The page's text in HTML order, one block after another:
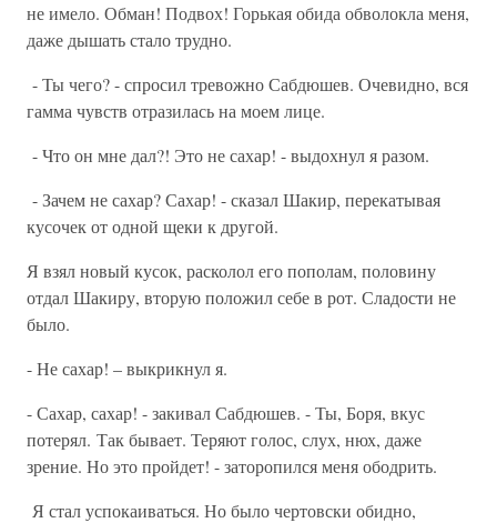
не имело. Обман! Подвох! Горькая обида обволокла меня,
даже дышать стало трудно.
- Ты чего? - спросил тревожно Сабдюшев. Очевидно, вся
гамма чувств отразилась на моем лице.
- Что он мне дал?! Это не сахар! - выдохнул я разом.
- Зачем не сахар? Сахар! - сказал Шакир, перекатывая
кусочек от одной щеки к другой.
Я взял новый кусок, расколол его пополам, половину
отдал Шакиру, вторую положил себе в рот. Сладости не
было.
- Не сахар! – выкрикнул я.
- Сахар, сахар! - закивал Сабдюшев. - Ты, Боря, вкус
потерял. Так бывает. Теряют голос, слух, нюх, даже
зрение. Но это пройдет! - заторопился меня ободрить.
Я стал успокаиваться. Но было чертовски обидно,